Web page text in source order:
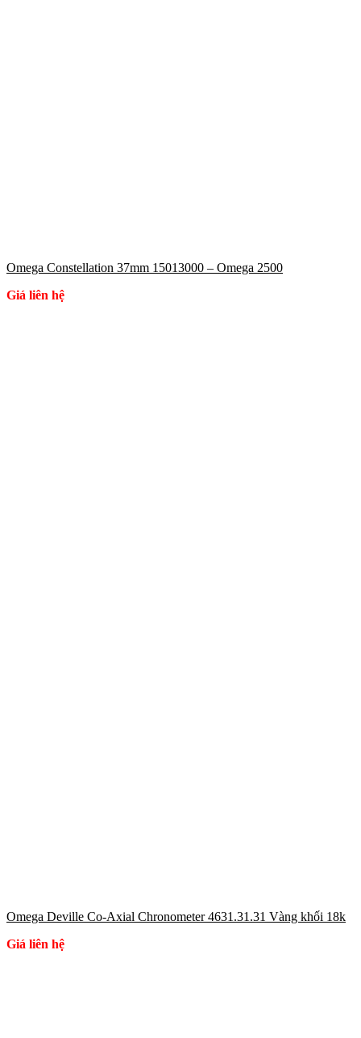
Omega Constellation 37mm 15013000 – Omega 2500
Giá liên hệ
Omega Deville Co-Axial Chronometer 4631.31.31 Vàng khối 18k
Giá liên hệ